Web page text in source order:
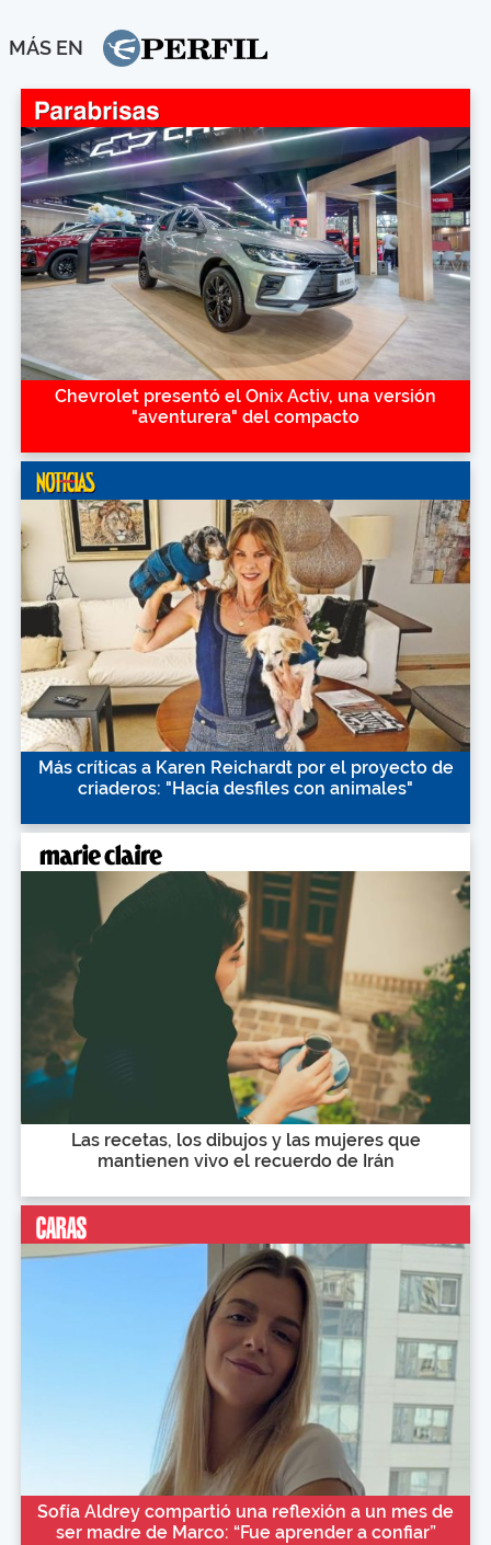
MÁS EN
Chevrolet presentó el Onix Activ, una versión
"aventurera" del compacto
Más críticas a Karen Reichardt por el proyecto de
criaderos: "Hacía desfiles con animales"
Las recetas, los dibujos y las mujeres que
mantienen vivo el recuerdo de Irán
Sofía Aldrey compartió una reflexión a un mes de
ser madre de Marco: “Fue aprender a confiar”